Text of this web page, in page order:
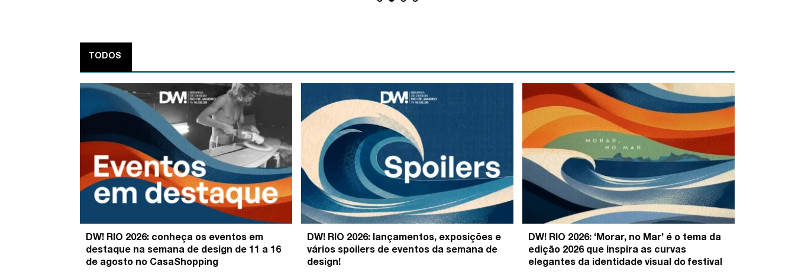
TODOS
DW! RIO 2026: conheça os eventos em
destaque na semana de design de 11 a 16
de agosto no CasaShopping
DW! RIO 2026: lançamentos, exposições e
vários spoilers de eventos da semana de
design!
DW! RIO 2026: ‘Morar, no Mar’ é o tema da
edição 2026 que inspira as curvas
elegantes da identidade visual do festival